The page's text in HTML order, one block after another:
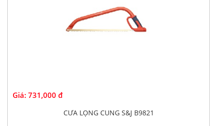
Giá: 731,000 đ
CƯA LỌNG CUNG S&J B9821